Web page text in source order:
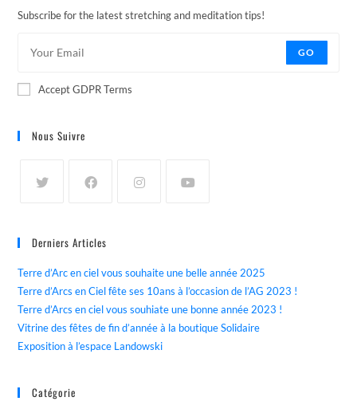
Subscribe for the latest stretching and meditation tips!
GO
Accept GDPR Terms
Nous Suivre
Derniers Articles
Terre d’Arc en ciel vous souhaite une belle année 2025
Terre d’Arcs en Ciel fête ses 10ans à l’occasion de l’AG 2023 !
Terre d’Arcs en ciel vous souhiate une bonne année 2023 !
Vitrine des fêtes de fin d’année à la boutique Solidaire
Exposition à l’espace Landowski
Catégorie